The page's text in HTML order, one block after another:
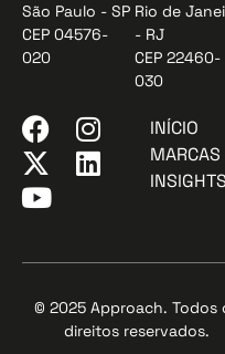
São Paulo - SP
CEP 04576-
020
Rio de
- RJ
CEP 22460-
030
INÍCIO
MARCAS
INSIGHTS
© 2025 Approach. Todos
direitos reservados.